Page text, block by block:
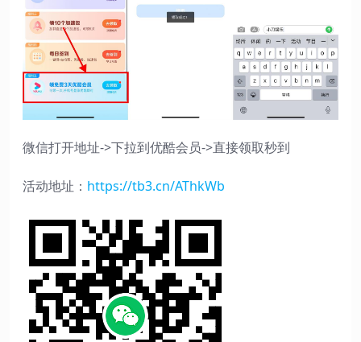
微信打开地址->下拉到优酷会员->直接领取秒到
活动地址： https://tb3.cn/AThkWb